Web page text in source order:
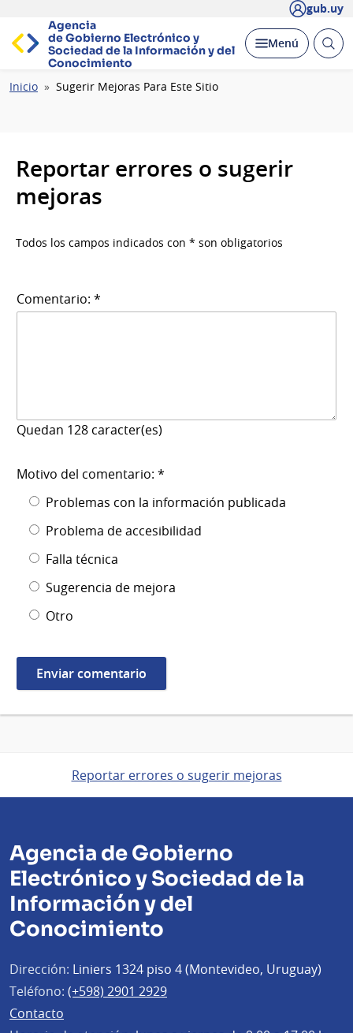
gub.uy
Agencia
de Gobierno Electrónico y
Sociedad de la Información y del
Conocimiento
Desplegar
Menú Abrir
Ruta
Inicio Sugerir Mejoras Para Este Sitio
Reportar errores o sugerir
mejoras
Todos los campos indicados con * son obligatorios
Comentario: *
Quedan 128 caracter(es)
Motivo del comentario: *
Problemas con la información publicada
Problema de accesibilidad
Falla técnica
Sugerencia de mejora
Otro
Reportar errores o sugerir mejoras
Agencia de Gobierno
Electrónico y Sociedad de la
Información y del
Conocimiento
Dirección: Liniers 1324 piso 4 (Montevideo, Uruguay)
Teléfono: (+598) 2901 2929
Contacto